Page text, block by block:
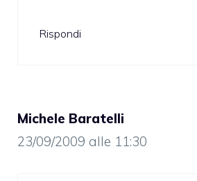
Rispondi
Michele Baratelli
23/09/2009 alle 11:30